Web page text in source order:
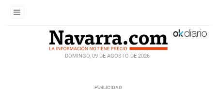
DOMINGO, 09 DE AGOSTO DE 2026